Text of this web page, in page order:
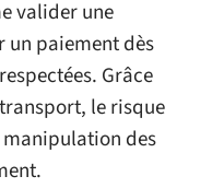
valider une
un paiement dès
Grâce
le risque
manipulation des